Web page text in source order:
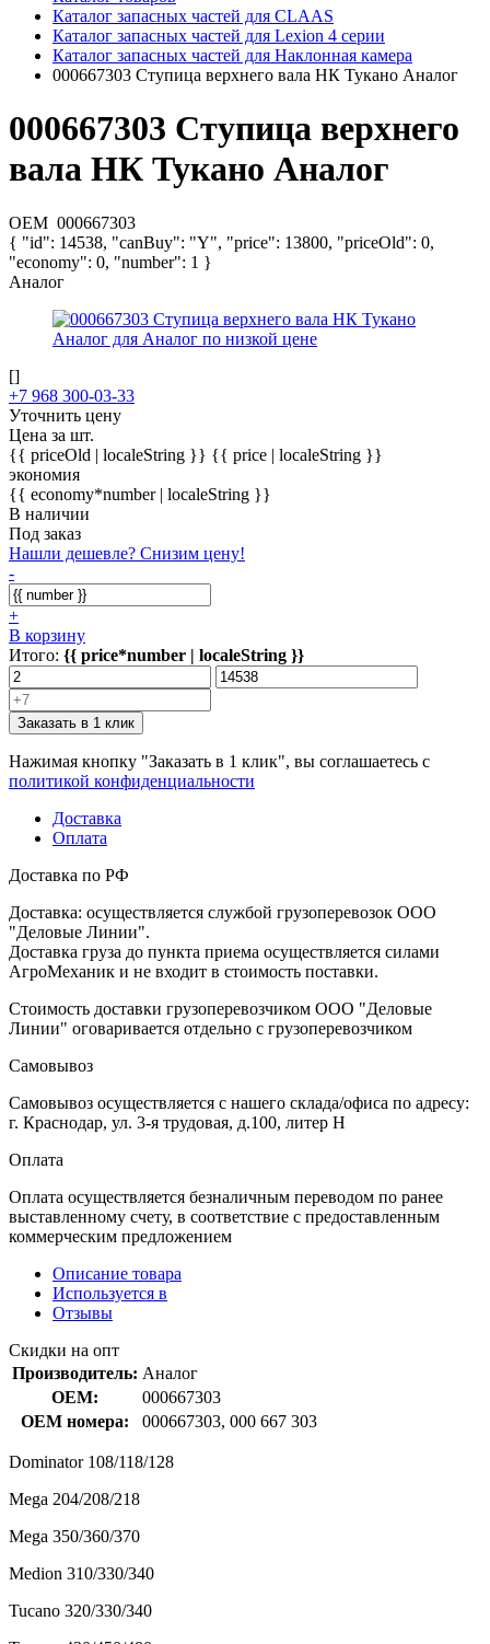
Каталог запасных частей для CLAAS
Каталог запасных частей для Lexion 4 серии
Каталог запасных частей для Наклонная камера
000667303 Ступица верхнего вала НК Тукано Аналог
000667303 Ступица верхнего
вала НК Тукано Аналог
OEM 000667303
{ "id": 14538, "canBuy": "Y", "price": 13800, "priceOld": 0,
"economy": 0, "number": 1 }
Аналог
[]
+7 968 300-03-33
Уточнить цену
Цена за шт.
{{ priceOld | localeString }} {{ price | localeString }}
экономия
{{ economy*number | localeString }}
В наличии
Под заказ
Нашли дешевле? Снизим цену!
-
+
В корзину
Итого: {{ price*number | localeString }}
Заказать в 1 клик
Нажимая кнопку "Заказать в 1 клик", вы соглашаетесь с
политикой конфиденциальности
Доставка
Оплата
Доставка по РФ
Доставка: осуществляется службой грузоперевозок ООО
"Деловые Линии".
Доставка груза до пункта приема осуществляется силами
АгроМеханик и не входит в стоимость поставки.
Стоимость доставки грузоперевозчиком ООО "Деловые
Линии" оговаривается отдельно с грузоперевозчиком
Самовывоз
Самовывоз осуществляется с нашего склада/офиса по адресу:
г. Краснодар, ул. 3-я трудовая, д.100, литер Н
Оплата
Оплата осуществляется безналичным переводом по ранее
выставленному счету, в соответствие с предоставленным
коммерческим предложением
Описание товара
Используется в
Отзывы
Скидки на опт
Производитель: Аналог
OEM:
000667303
OEM номера:
000667303, 000 667 303
Dominator 108/118/128
Mega 204/208/218
Mega 350/360/370
Medion 310/330/340
Tucano 320/330/340